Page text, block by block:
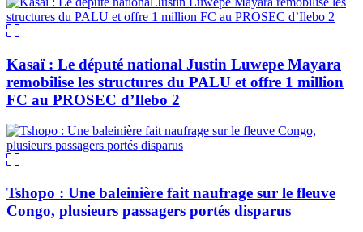
Kasaï : Le député national Justin Luwepe Mayara
remobilise les structures du PALU et offre 1 million
FC au PROSEC d’Ilebo 2
Tshopo : Une baleinière fait naufrage sur le fleuve
Congo, plusieurs passagers portés disparus